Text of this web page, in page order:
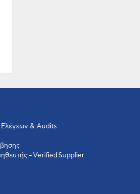
Ελέγχων & Audits
– Verified Supplier